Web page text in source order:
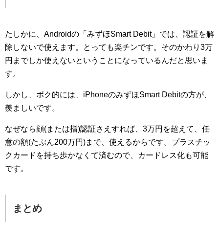
たしかに、Androidの「みずほSmart Debit」では、認証を解
除しないで使えます。とっても楽チンです。そのかわり3万
円までしか使えないということになっているんだと思いま
す。
しかし、ボク的には、iPhoneのみずほSmart Debitの方が、
羨ましいです。
なぜなら顔(または指)認証さえすれば、3万円を超えて、任
意の額(たぶん200万円)まで、使えるからです。プラスチッ
クカードを持ち歩かなくて済むので、カードレス化も可能
です。
まとめ